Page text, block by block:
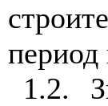
период
1.2.